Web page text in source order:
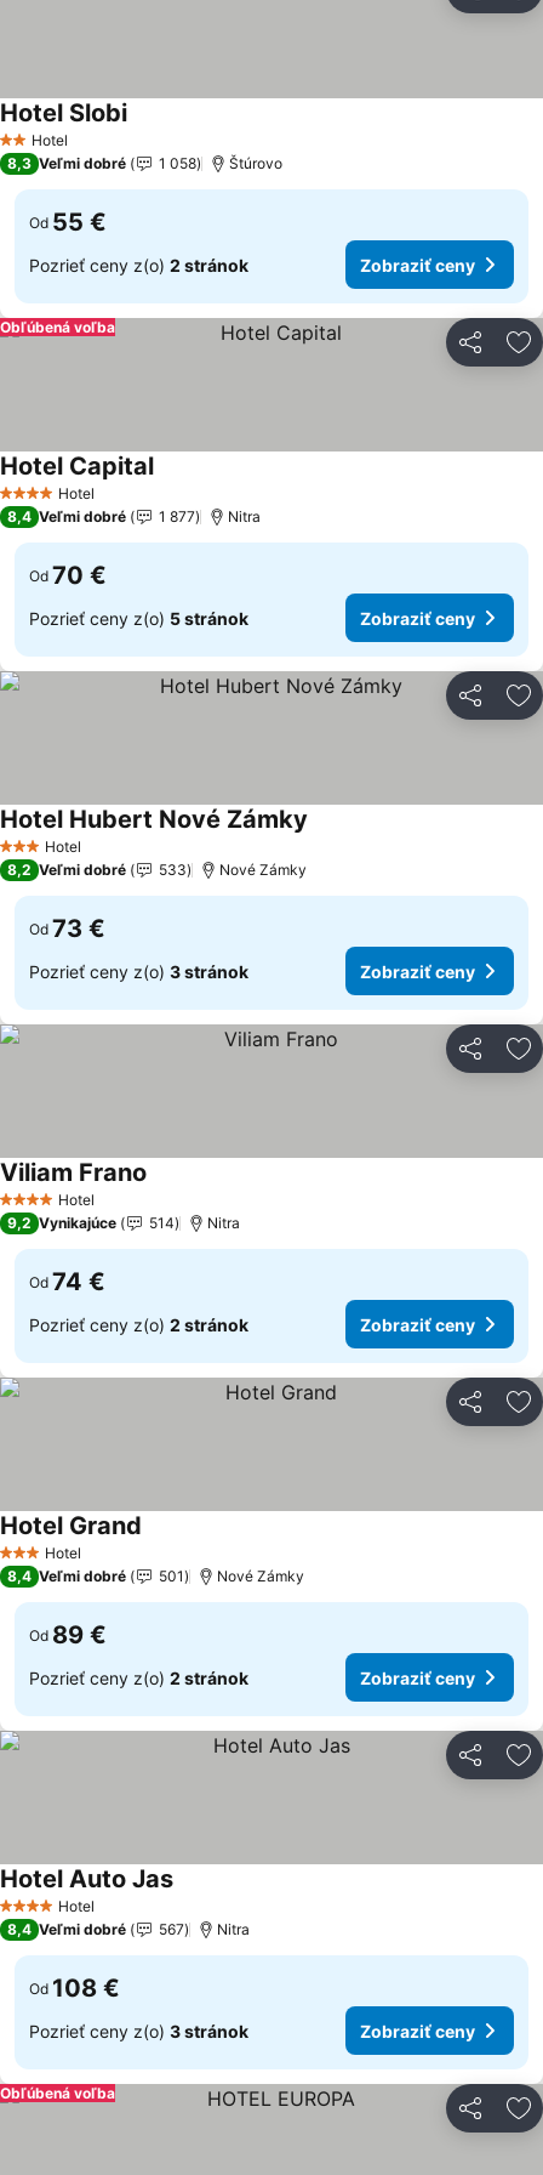
2 Počet hviezdičiek
Hotel
Hotel SlobiZobraziť ceny
8,3 Veľmi dobré 1 058 Štúrovo
Od 55 €
Pozrieť ceny z(o) 2 stránok Zobraziť ceny
Zdieľať
Obľúbená voľba
4 Počet hviezdičiek
Hotel
Hotel CapitalZobraziť ceny
8,4 Veľmi dobré 1 877 Nitra
Od 70 €
Pozrieť ceny z(o) 5 stránok Zobraziť ceny
Zdieľať
3 Počet hviezdičiek
Hotel
Hotel Hubert Nové Zámky
8,2 Veľmi dobré 533 Nové Zámky
Od 73 €
Pozrieť ceny z(o) 3 stránok Zobraziť ceny
Zdieľať
4 Počet hviezdičiek
Hotel
Viliam Frano
9,2 Vynikajúce 514 Nitra
Od 74 €
Pozrieť ceny z(o) 2 stránok Zobraziť ceny
Zdieľať
3 Počet hviezdičiek
Hotel
Hotel Grand
8,4 Veľmi dobré 501 Nové Zámky
Od 89 €
Pozrieť ceny z(o) 2 stránok Zobraziť ceny
Zdieľať
4 Počet hviezdičiek
Hotel
Hotel Auto JasZobraziť ceny
8,4 Veľmi dobré 567 Nitra
Od 108 €
Pozrieť ceny z(o) 3 stránok Zobraziť ceny
Zdieľať
Obľúbená voľba